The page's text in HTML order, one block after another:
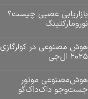
بازاریابی عصبی چیست؟
نورومارکتینگ
هوش مصنوعی در کولرگازی
۲۰۲۵ ال‌جی
هوش‌مصنوعی موتور
جست‌و‌جو داک‌داک‌گو